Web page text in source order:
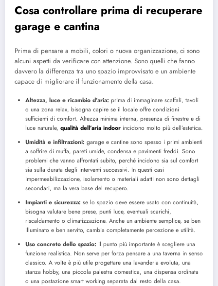
Cosa controllare prima di recuperare
garage e cantina
Prima di pensare a mobili, colori o nuova organizzazione, ci sono
alcuni aspetti da verificare con attenzione. Sono quelli che fanno
davvero la differenza tra uno spazio improvvisato e un ambiente
capace di migliorare il funzionamento della casa.
Altezza, luce e ricambio d’aria: prima di immaginare scaffali, tavoli
o una zona relax, bisogna capire se il locale offre condizioni
sufficienti di comfort. Altezza minima interna, presenza di finestre e di
luce naturale, qualità dell’aria indoor incidono molto più dell’estetica.
Umidità e infiltrazioni: garage e cantine sono spesso i primi ambienti
a soffrire di muffa, pareti umide, condensa e pavimenti freddi. Sono
problemi che vanno affrontati subito, perché incidono sia sul comfort
sia sulla durata degli interventi successivi. In questi casi
impermeabilizzazione, isolamento o materiali adatti non sono dettagli
secondari, ma la vera base del recupero.
Impianti e sicurezza: se lo spazio deve essere usato con continuità,
bisogna valutare bene prese, punti luce, eventuali scarichi,
riscaldamento o climatizzazione. Anche un ambiente semplice, se ben
illuminato e ben servito, cambia completamente percezione e utilità.
Uso concreto dello spazio: il punto più importante è scegliere una
funzione realistica. Non serve per forza pensare a una taverna in senso
classico. A volte è più utile progettare una lavanderia evoluta, una
stanza hobby, una piccola palestra domestica, una dispensa ordinata
o una postazione smart working separata dal resto della casa.